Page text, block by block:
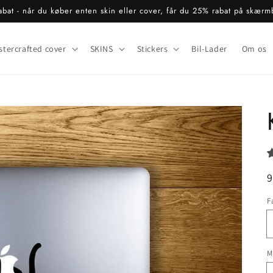
- når du køber enten skin eller cover, får du 25% rabat på
cover SKINS Stickers Bil-Lader Om os